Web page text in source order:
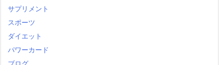
サプリメント
スポーツ
ダイエット
パワーカード